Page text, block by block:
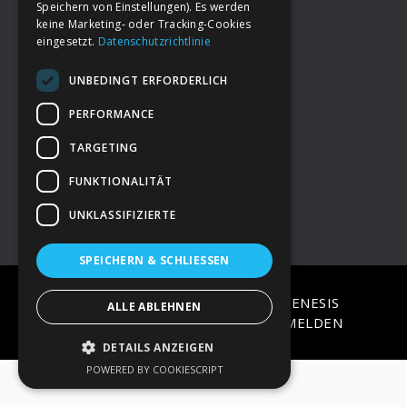
FooterDeine Spende
→ Impressum
→Kontakt zum PAO Team
COPYRIGHT © 2026 · ON
GENESIS
FRAMEWORK·WORDPRESS·ANMELDEN
Speichern von Einstellungen). Es werden
keine Marketing- oder Tracking-Cookies
eingesetzt. Datenschutzrichtlinie
UNBEDINGT ERFORDERLICH
PERFORMANCE
TARGETING
FUNKTIONALITÄT
UNKLASSIFIZIERTE
SPEICHERN & SCHLIESSEN
ALLE ABLEHNEN
DETAILS ANZEIGEN
POWERED BY COOKIESCRIPT